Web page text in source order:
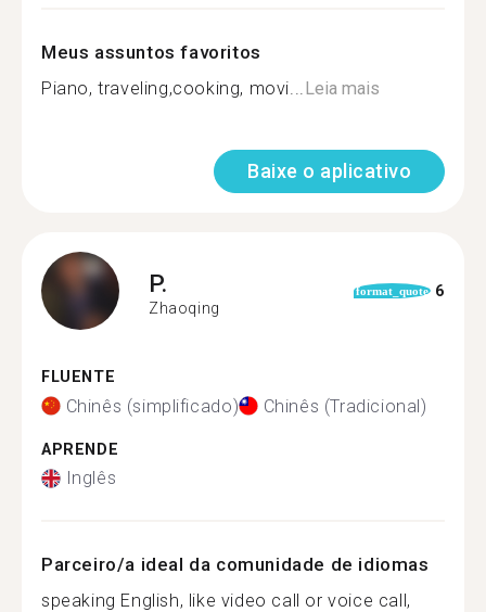
Meus assuntos favoritos
Piano, traveling,cooking, movi...Leia mais
Baixe o aplicativo
P.
Zhaoqing
format_quote 6
FLUENTE
Chinês (simplificado) Chinês (Tradicional)
APRENDE
Inglês
Parceiro/a ideal da comunidade de idiomas
speaking English, like video call or voice call,